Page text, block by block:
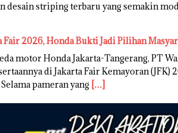
desain striping terbaru yang semakin
Fair 2026, Honda Bukti Jadi Pilihan
motor Honda Jakarta-Tangerang, PT
di Jakarta Fair Kemayoran (JFK)
pameran yang […]